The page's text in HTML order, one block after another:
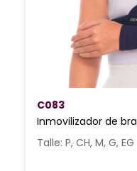
C083
Inmovilizador de
Talle: P, CH, M, G, EG